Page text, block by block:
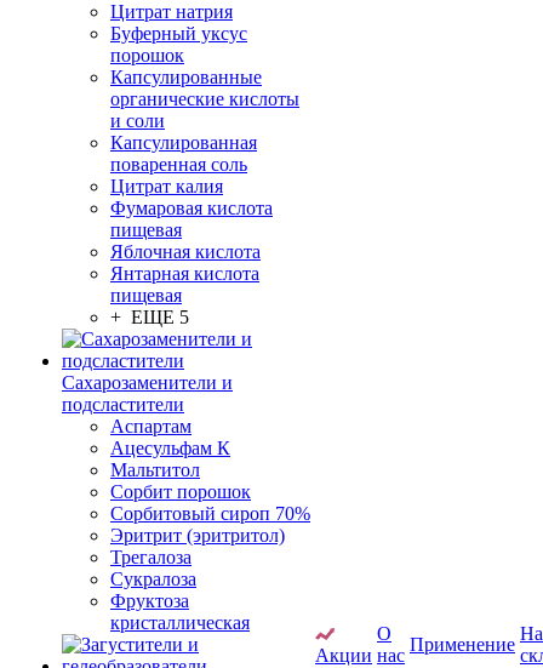
Цитрат натрия
Буферный уксус
порошок
Капсулированные
органические кислоты
и соли
Капсулированная
поваренная соль
Цитрат калия
Фумаровая кислота
пищевая
Яблочная кислота
Янтарная кислота
пищевая
+ ЕЩЕ 5
Сахарозаменители и
подсластители
Аспартам
Ацесульфам К
Мальтитол
Сорбит порошок
Сорбитовый сироп 70%
Эритрит (эритритол)
Трегалоза
Сукралоза
Фруктоза
кристаллическая
Акции
О
нас
Применение